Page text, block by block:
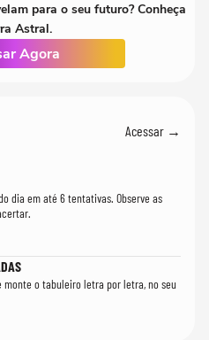
para o seu futuro? Conheça
Astral.
Agora
Acessar →
dia em até 6 tentativas. Observe as
monte o tabuleiro letra por letra, no seu